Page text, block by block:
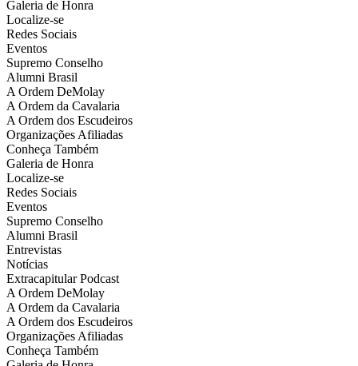
Galeria de Honra
Localize-se
Redes Sociais
Eventos
Supremo Conselho
Alumni Brasil
A Ordem DeMolay
A Ordem da Cavalaria
A Ordem dos Escudeiros
Organizações Afiliadas
Conheça Também
Galeria de Honra
Localize-se
Redes Sociais
Eventos
Supremo Conselho
Alumni Brasil
Entrevistas
Notícias
Extracapitular Podcast
A Ordem DeMolay
A Ordem da Cavalaria
A Ordem dos Escudeiros
Organizações Afiliadas
Conheça Também